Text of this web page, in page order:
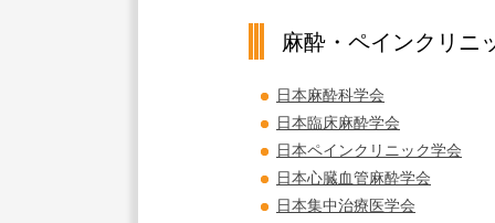
麻酔・ペインクリニ
日本麻酔科学会
日本臨床麻酔学会
日本ペインクリニック学会
日本心臓血管麻酔学会
日本集中治療医学会